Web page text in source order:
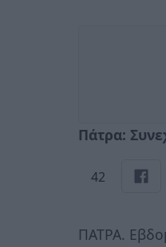
Πάτρα:
42
ΠΑΤΡΑ.